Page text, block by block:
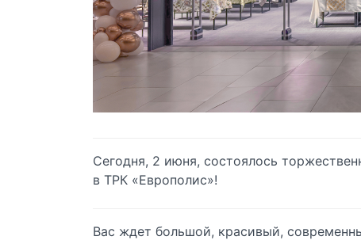
Сегодня, 2 июня, состоялось
в ТРК «Европолис»!
Вас ждет большой, красивый,